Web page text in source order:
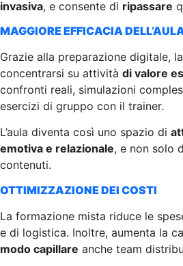
invasiva, e consente di ripassare
MAGGIORE EFFICACIA
Grazie alla preparazione digitale,
concentrarsi su attività di valore
confronti reali, simulazioni
esercizi di gruppo con il trainer.
L’aula diventa così uno spazio di
emotiva e relazionale, e non solo
contenuti.
OTTIMIZZAZIONE DEI COSTI
La formazione mista riduce le
e di logistica. Inoltre, aumenta la
modo capillare anche team